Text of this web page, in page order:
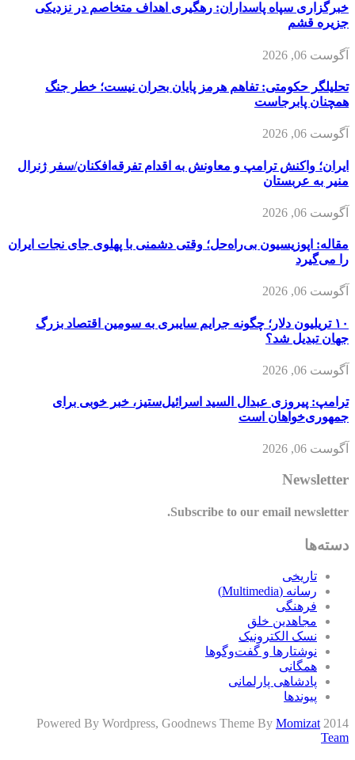
خبرگزاری سپاه پاسداران: رهگیری اهداف متخاصم در نزدیکی
جزیره قشم
آگوست 06, 2026
تحلیلگر حکومتی: تفاهم هرمز پایان بحران نیست؛ خطر جنگ
همچنان پابرجاست
آگوست 06, 2026
ایران؛ واکنش ترامپ و معاونش به اقدام تفرقه‌افکنان/سفر ژنرال
منیر به عربستان
آگوست 06, 2026
مقاله: اپوزیسیون بی‌راه‌حل؛ وقتی دشمنی با پهلوی جای نجات ایران
را می‌گیرد
آگوست 06, 2026
۱۰ تریلیون دلار؛ چگونه جرایم سایبری به سومین اقتصاد بزرگ
جهان تبدیل شد؟
آگوست 06, 2026
ترامپ: پیروزی عبدال السید اسرائیل‌ستیز، خبر خوبی برای
جمهوری‌خواهان است
آگوست 06, 2026
Newsletter
Subscribe to our email newsletter.
دسته‌ها
تاریخی
رسانه (Multimedia)
فرهنگی
مجاهدین خلق
نسک الکترونیک
نوشتارها و گفت‌وگوها
همگانی
پادشاهی پارلمانی
پیوندها
2014 Powered By Wordpress, Goodnews Theme By
Momizat
Team